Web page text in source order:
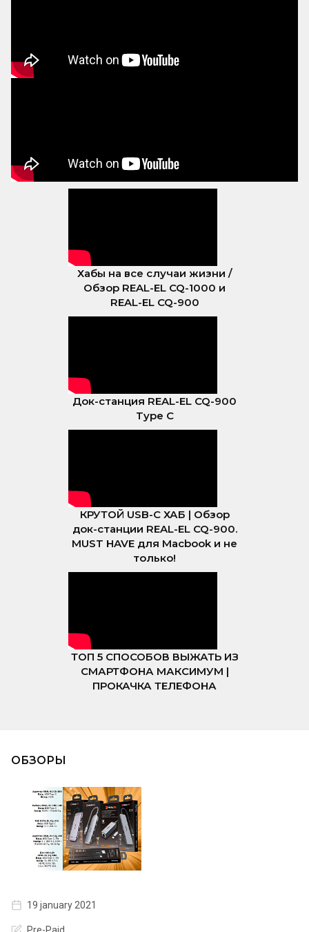
Хабы на все случаи жизни /
Обзор REAL-EL CQ-1000 и
REAL-EL CQ-900
Док-станция REAL-EL CQ-900
Type C
КРУТОЙ USB-C ХАБ | Обзор
док-станции REAL-EL CQ-900.
MUST HAVE для Macbook и не
только!
ТОП 5 СПОСОБОВ ВЫЖАТЬ ИЗ
СМАРТФОНА МАКСИМУМ |
ПРОКАЧКА ТЕЛЕФОНА
ОБЗОРЫ
19 january 2021
Pre-Paid